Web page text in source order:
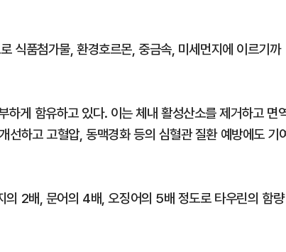
식품첨가물, 환경호르몬, 중금속, 미세먼지에 이르기까
게 함유하고 있다. 이는 체내 활성산소를 제거하고 면
선하고 고혈압, 동맥경화 등의 심혈관 질환 예방에도 기
2배, 문어의 4배, 오징어의 5배 정도로 타우린의 함량